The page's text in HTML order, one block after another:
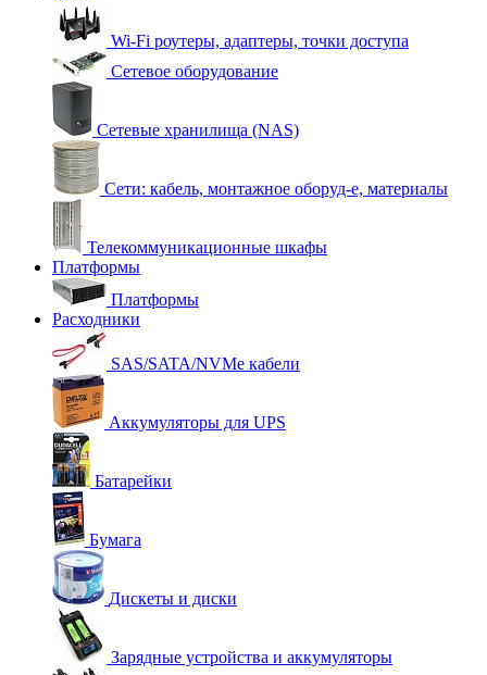
Wi-Fi роутеры, адаптеры, точки доступа
Сетевое оборудование
Сетевые хранилища (NAS)
Сети: кабель, монтажное оборуд-е, материалы
Телекоммуникационные шкафы
Платформы
Платформы
Расходники
SAS/SATA/NVMe кабели
Аккумуляторы для UPS
Батарейки
Бумага
Дискеты и диски
Зарядные устройства и аккумуляторы